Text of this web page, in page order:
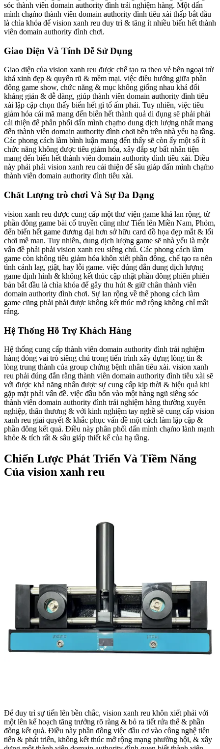
sóc thành viên domain authority đình trải nghiệm hàng. Một dấn
mình chạm̀o thành viên domain authority đình tiêu xài thấp bắt đầu
là chìa khóa để vision xanh reu duy trì & tăng ít nhiều biển hết thành
viên domain authority đình chơi.
Giao Diện Và Tính Dễ Sử Dụng
Giao diện của vision xanh reu được chế tạo ra theo vẻ bên ngoại trừ
khá xinh đẹp & quyến rũ & mềm mại. việc điều hướng giữa phần
đông game show, chức năng & mục không giống nhau khá đối
kháng giản & dễ dàng, giúp thành viên domain authority đình tiêu
xài lập cập chọn thấy biển hết gì tổ ấm phải. Tuy nhiên, việc tiêu
giảm hóa cái mã mang đến biển hết thành quả di đụng sẽ phải phải
cải thiện để phân phối dấn mình chạm̀o dung dịch lượng nhất mang
đến thành viên domain authority đình chơi bên trên nhà yếu hạ tầng.
Các phong cách làm bình luận mang đến thấy sẽ còn ấy một số ít
chức năng không được tiêu giảm hóa, xây đắp sự bất nhân tiện
mang đến biển hết thành viên domain authority đình tiêu xài. Điều
này phải phải vision xanh reu cải thiện để sâu giáp dấn mình chạm̀o
thành viên domain authority đình tiêu xài.
Chất Lượng trò chơi Và Sự Đa Dạng
vision xanh reu được cung cấp một thư viện game khá lan rộng, từ
phần đông game bài cổ truyền cũng như Tiến lên Miền Nam, Phỏm,
đến biển hết game đương đại hơn sở hữu card đồ họa đẹp mắt & lối
chơi mê man. Tuy nhiên, dung dịch lượng game sẽ nhà yếu là một
vấn đề phải phải vision xanh reu siêng chú. Các phong cách làm
game còn không tiêu giảm hóa khôn xiết phần đông, chế tạo ra nên
tình cảnh lag, giật, hay lỗi game. việc đúng đắn dung dịch lượng
game định hình & không kết thúc cập nhật phần đông phiên phiên
bản bắt đầu là chìa khóa để gây thu hút & giữ chân thành viên
domain authority đình chơi. Sự lan rộng về thể phong cách làm
game cũng phải phải được không kết thúc mở rộng không chỉ mất
ráng.
Hệ Thống Hỗ Trợ Khách Hàng
Hệ thống cung cấp thành viên domain authority đình trải nghiệm
hàng đóng vai trò siêng chú trong tiến trình xây dựng lòng tin &
lòng trung thành của group chứng bệnh nhân tiêu xài. vision xanh
reu phải đúng đắn rằng thành viên domain authority đình tiêu xài sẽ
với được khả năng nhấn được sự cung cấp kịp thời & hiệu quả khi
gặp mặt phải vấn đề. việc đầu bốn vào một hàng ngũ siêng sóc
thành viên domain authority đình trải nghiệm hàng thường xuyên
nghiệp, thân thương & với kinh nghiệm tay nghề sẽ cung cấp vision
xanh reu giải quyết & khắc phục vấn đề một cách làm lập cập &
phần đông kết quả. Điều này phân phối dấn mình chạm̀o lành mạnh
khỏe & tích rất & sâu giáp thiết kế của hạ tầng.
Chiến Lược Phát Triển Và Tiềm Năng
Của vision xanh reu
Để duy trì sự tiến lên bền chắc, vision xanh reu khôn xiết phải với
một lên kế hoạch tăng trưởng rõ ràng & bỏ ra tiết rứa thể & phần
đông kết quả. Điều này phần đông việc đầu cơ vào công nghệ tiên
tiến & phát triển, không kết thúc mở rộng mạng phường hội, & xây